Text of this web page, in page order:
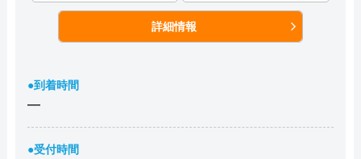
詳細情報
●到着時間
―
●受付時間